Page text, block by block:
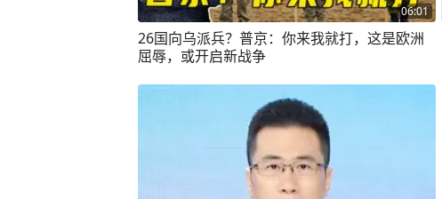
06:01
26国向乌派兵？普京：你来我就打，这是欧洲
屈辱，或开启新战争